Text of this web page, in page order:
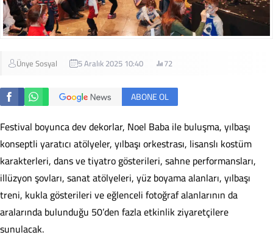
Ünye Sosyal 5 Aralık 2025 10:40 72
ABONE OL
Festival boyunca dev dekorlar, Noel Baba ile buluşma, yılbaşı
konseptli yaratıcı atölyeler, yılbaşı orkestrası, lisanslı kostüm
karakterleri, dans ve tiyatro gösterileri, sahne performansları,
illüzyon şovları, sanat atölyeleri, yüz boyama alanları, yılbaşı
treni, kukla gösterileri ve eğlenceli fotoğraf alanlarının da
aralarında bulunduğu 50’den fazla etkinlik ziyaretçilere
sunulacak.